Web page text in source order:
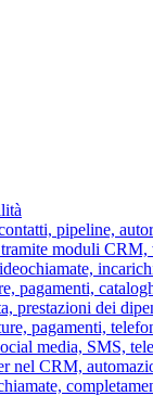
pipeline,
moduli
pagamenti,
prestazioni dei
pagamenti,
media, SMS,
nel CRM,